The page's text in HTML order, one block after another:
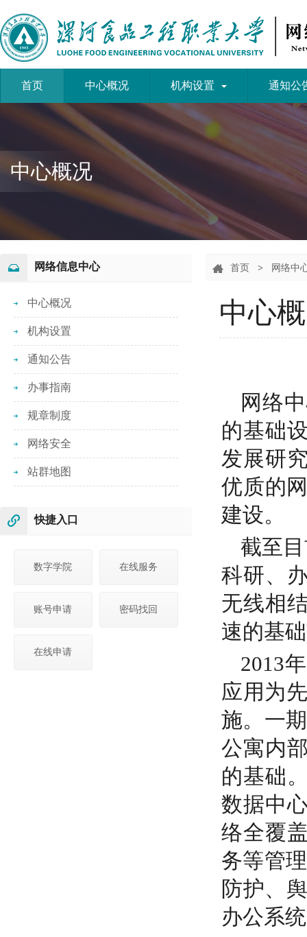
首页 中心概况 机构设置 通知公
中心概况
网络信息中心
中心概况
机构设置
通知公告
办事指南
规章制度
网络安全
站群地图
快捷入口
数字学院 在线服务
账号申请 密码找回
在线申请
首页 > 网络中
中心
网络
的基础
发展研
优质的
建设。
截至
科研、
无线相
速的基
2013
应用为
施。一
公寓内
的基础
数据中
络全覆
务等管
防护、
办公系